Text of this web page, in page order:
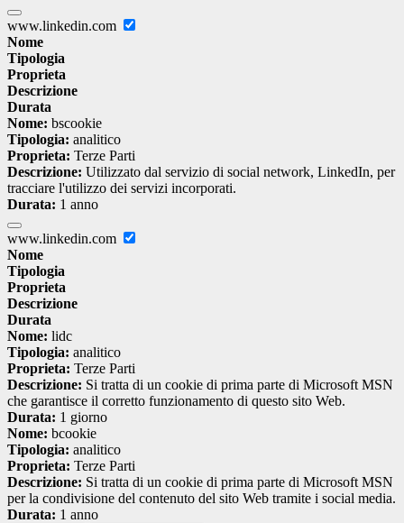
www.linkedin.com
Nome
Tipologia
Proprieta
Descrizione
Durata
Nome: bscookie
Tipologia: analitico
Proprieta: Terze Parti
Descrizione: Utilizzato dal servizio di social network, LinkedIn, per
tracciare l'utilizzo dei servizi incorporati.
Durata: 1 anno
www.linkedin.com
Nome
Tipologia
Proprieta
Descrizione
Durata
Nome: lidc
Tipologia: analitico
Proprieta: Terze Parti
Descrizione: Si tratta di un cookie di prima parte di Microsoft MSN
che garantisce il corretto funzionamento di questo sito Web.
Durata: 1 giorno
Nome: bcookie
Tipologia: analitico
Proprieta: Terze Parti
Descrizione: Si tratta di un cookie di prima parte di Microsoft MSN
per la condivisione del contenuto del sito Web tramite i social media.
Durata: 1 anno